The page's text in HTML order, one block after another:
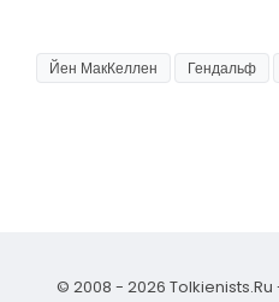
Йен МакКеллен Гендальф
© 2008 - 2026 Tolkienists.Ru